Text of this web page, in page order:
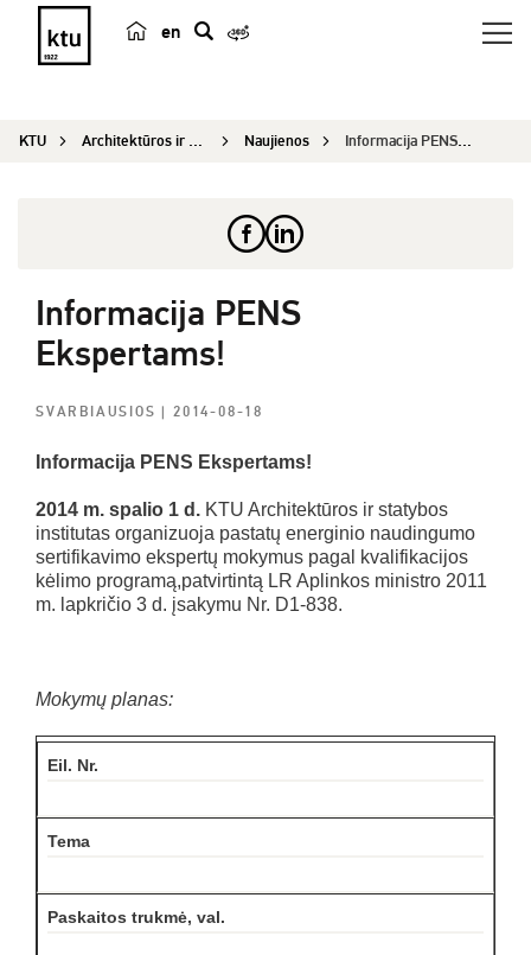
en
e
KTU Architektūros ir statybos institutas Naujienos Informacija PENS Ekspertams!
Informacija PENS
Ekspertams!
SVARBIAUSIOS | 2014-08-18
Informacija PENS Ekspertams!
2014 m. spalio 1 d. KTU Architektūros ir statybos
institutas organizuoja pastatų energinio naudingumo
sertifikavimo ekspertų mokymus pagal kvalifikacijos
kėlimo programą,patvirtintą LR Aplinkos ministro 2011
m. lapkričio 3 d. įsakymu Nr. D1-838.
Mokymų planas:
Eil. Nr.
Tema
Paskaitos trukmė, val.